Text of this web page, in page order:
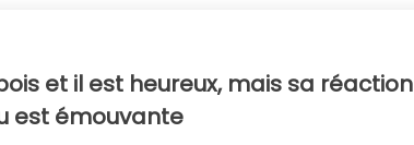
et il est heureux, mais sa réaction
est émouvante